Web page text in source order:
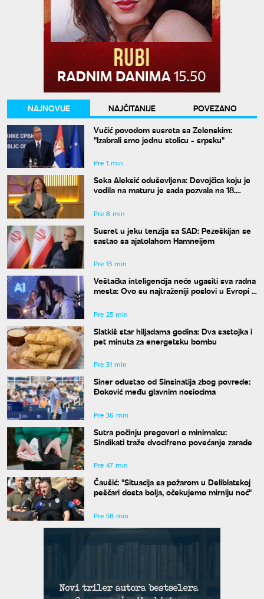
NAJNOVIJE NAJČITANIJE
POVEZANO
Vučić povodom susreta sa Zelenskim:
"Izabrali smo jednu stolicu - srpsku"
Pre 1 min
Seka Aleksić oduševljena: Devojčica koju je
vodila na maturu je sada pozvala na 18.
Pre 8 min
Susret u jeku tenzija sa SAD: Pezeškijan se
sastao sa ajatolahom Hamneijem
Pre 13 min
Veštačka inteligencija neće ugasiti sva radna
mesta: Ovo su najtraženiji poslovi u Evropi u
Pre 25 min
Slatkiš star hiljadama godina: Dva sastojka i
pet minuta za energetsku bombu
Pre 31 min
Siner odustao od Sinsinatija zbog povrede:
Đoković među glavnim nosiocima
Pre 36 min
Sutra počinju pregovori o minimalcu:
Sindikati traže dvocifreno povećanje zarade
Pre 47 min
Čaušić: "Situacija sa požarom u Deliblatskoj
peščari dosta bolja, očekujemo mirniju noć"
Pre 58 min